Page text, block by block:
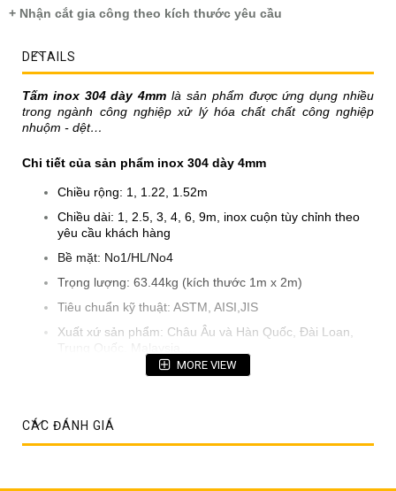
+ Nhận cắt gia công theo kích thước yêu cầu
DETAILS
Tấm inox 304 dày 4mm là sản phẩm được ứng dụng nhiều
trong ngành công nghiệp xử lý hóa chất chất công nghiệp
nhuộm - dệt…
Chi tiết của sản phẩm inox 304 dày 4mm
Chiều rộng: 1, 1.22, 1.52m
Chiều dài: 1, 2.5, 3, 4, 6, 9m, inox cuộn tùy chỉnh theo
yêu cầu khách hàng
Bề mặt: No1/HL/No4
Trọng lượng: 63.44kg (kích thước 1m x 2m)
Tiêu chuẩn kỹ thuật: ASTM, AISI,JIS
Xuất xứ sản phẩm: Châu Âu và Hàn Quốc, Đài Loan,
Trung Quốc, Malaysia,…
Ngoài những kích thước tiêu chuẩn trên thì công ty
MORE VIEW
CÁC ĐÁNH GIÁ